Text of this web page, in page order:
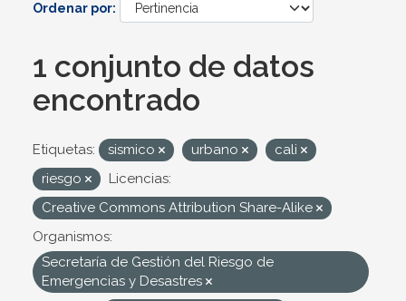
Ordenar por
1 conjunto de datos
encontrado
Etiquetas: sismico urbano
cali
riesgo
Licencias:
Creative Commons Attribution Share-Alike
Organismos:
Secretaría de Gestión del Riesgo de
Emergencias y Desastres